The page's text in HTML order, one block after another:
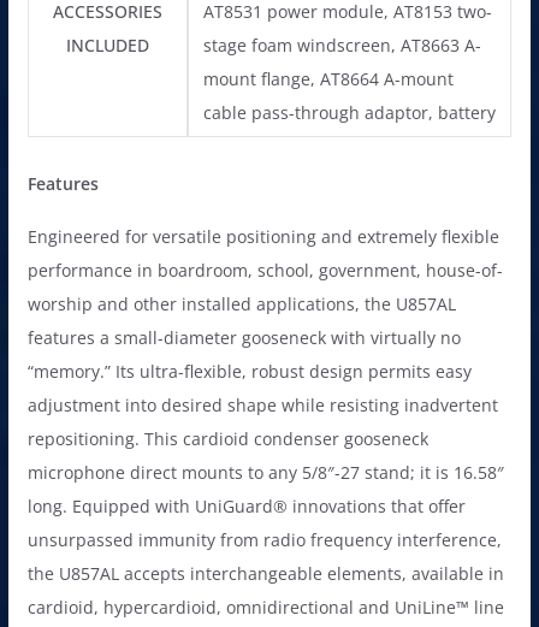
ACCESSORIES
INCLUDED
AT8531 power module, AT8153 two-
stage foam windscreen, AT8663 A-
mount flange, AT8664 A-mount
cable pass-through adaptor, battery
Features
Engineered for versatile positioning and extremely flexible
performance in boardroom, school, government, house-of-
worship and other installed applications, the U857AL
features a small-diameter gooseneck with virtually no
“memory.” Its ultra-flexible, robust design permits easy
adjustment into desired shape while resisting inadvertent
repositioning. This cardioid condenser gooseneck
microphone direct mounts to any 5/8″-27 stand; it is 16.58″
long. Equipped with UniGuard® innovations that offer
unsurpassed immunity from radio frequency interference,
the U857AL accepts interchangeable elements, available in
cardioid, hypercardioid, omnidirectional and UniLine™ line